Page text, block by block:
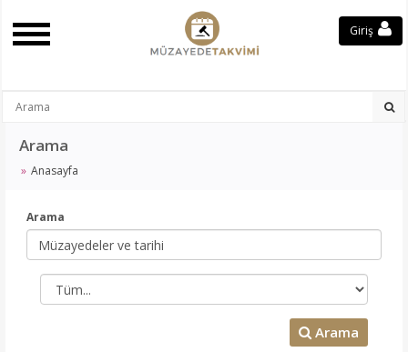
Giriş
Arama
Anasayfa
Arama
Arama